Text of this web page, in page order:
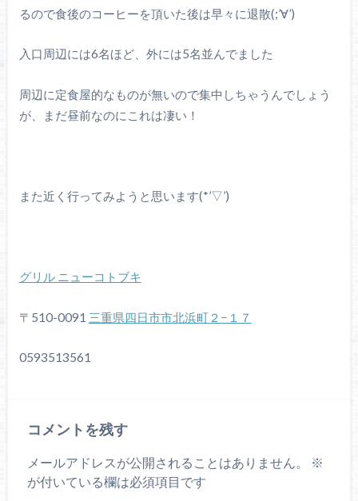
るので食後のコーヒーを頂いた後は早々に退散(;’∀’)
入口周辺には6名ほど、外には5名並んでました
周辺に定食屋的なものが無いので集中しちゃうんでしょう
が、まだ昼前なのにこれは凄い！
また近く行ってみようと思います(*’▽’)
グリル ニューコトブキ
〒510-0091 三重県四日市市北浜町２−１７
0593513561
コメントを残す
メールアドレスが公開されることはありません。
※
が付いている欄は必須項目です